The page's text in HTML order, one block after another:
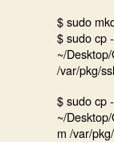
$ sudo
$ sudo cp
~/
/var/pkg/ssl
$ sudo cp
~/
m /var/